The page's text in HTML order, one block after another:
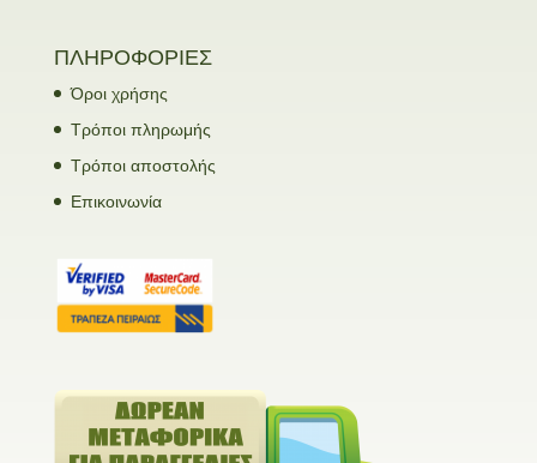
ΠΛΗΡΟΦΟΡΙΕΣ
Όροι χρήσης
Τρόποι πληρωμής
Τρόποι αποστολής
Επικοινωνία